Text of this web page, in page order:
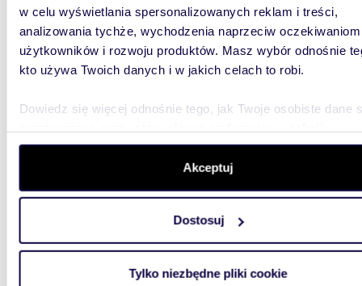
w celu wyświetlania spersonalizowanych reklam i treści,
analizowania tychże, wychodzenia naprzeciw oczekiwaniom
użytkowników i rozwoju produktów. Masz wybór odnośnie
kto używa Twoich danych i w jakich celach to robi.
Dowiedz się więcej odnośnie tego, jak Twoje osobiste dane
szczegółów. W Deklaracji plików cookie możesz zmienić
wycofać swoją zgodę w dowolnej chwili.
aby oferować funkcje społecznościowe i analizować ruch w
witrynie. Informacje o tym, jak korzystasz z naszej witryny,
analitycznym. Partnerzy mogą połączyć te informacje z
Akceptuj
Dostosuj
Tylko niezbędne pliki cookie
276
Polecam nowoczesne biuro 276 m² przy CH Blue
City
Aleje